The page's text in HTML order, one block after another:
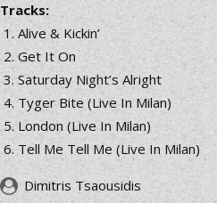
Tracks:
Alive & Kickin’
Get It On
Saturday Night’s Alright
Tyger Bite (Live In Milan)
London (Live In Milan)
Tell Me Tell Me (Live In Milan)
Dimitris Tsaousidis